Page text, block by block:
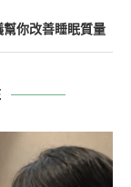
你改善睡眠質量